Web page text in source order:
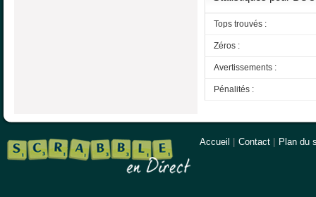
Tops trouvés :
Zéros :
Avertissements :
Pénalités :
Accueil Contact Plan du